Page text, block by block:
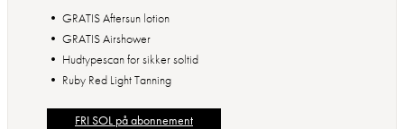
• GRATIS Aftersun lotion
• GRATIS Airshower
• Hudtypescan for sikker soltid
FRI SOL på abonnement